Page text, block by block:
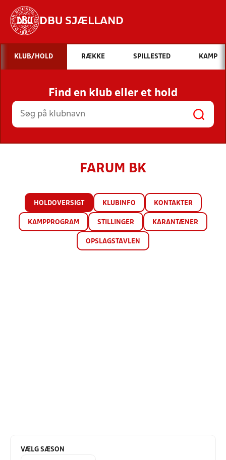
DBU SJÆLLAND
Hvad vil du søge efter?
INDHOLD OG NYHEDER
STILLINGER, RESULTATER, KLUBBER OG
HOLD
KLUB/HOLD RÆKKE SPILLESTED KAMP
Find en klub eller et hold
FARUM BK
HOLDOVERSIGT KLUBINFO KONTAKTER
KAMPPROGRAM STILLINGER KARANTÆNER
OPSLAGSTAVLEN
VÆLG SÆSON